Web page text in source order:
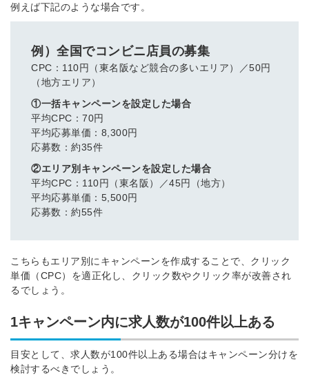
例えば下記のような場合です。
例）全国でコンビニ店員の募集
CPC：110円（東名阪など競合の多いエリア）／50円
（地方エリア）
①一括キャンペーンを設定した場合
平均CPC：70円
平均応募単価：8,300円
応募数：約35件
②エリア別キャンペーンを設定した場合
平均CPC：110円（東名阪）／45円（地方）
平均応募単価：5,500円
応募数：約55件
こちらもエリア別にキャンペーンを作成することで、クリック
単価（CPC）を適正化し、クリック数やクリック率が改善され
るでしょう。
1キャンペーン内に求人数が100件以上ある
目安として、求人数が100件以上ある場合はキャンペーン分けを
検討するべきでしょう。